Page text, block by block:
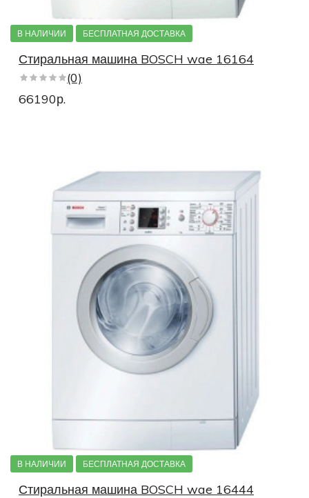
В НАЛИЧИИ БЕСПЛАТНАЯ ДОСТАВКА
Стиральная машина BOSCH wae 16164
(0)
66190р.
В НАЛИЧИИ БЕСПЛАТНАЯ ДОСТАВКА
Стиральная машина BOSCH wae 16444